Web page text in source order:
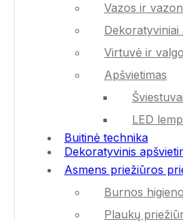
Vazos ir
Dekoratyviniai
Virtuvė ir
Apšvietimas
Šviestuvai
LED
Buitinė technika
Dekoratyvinis
Asmens priežiūros
Burnos
Plaukų